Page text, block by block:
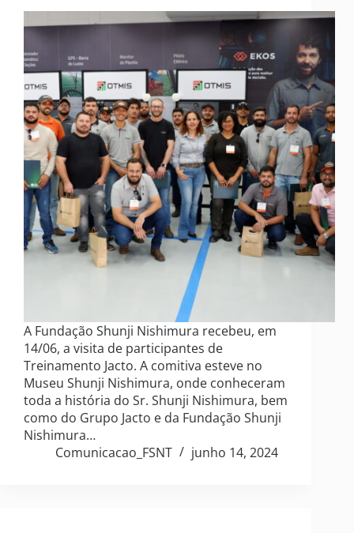
A Fundação Shunji Nishimura recebeu, em
14/06, a visita de participantes de
Treinamento Jacto. A comitiva esteve no
Museu Shunji Nishimura, onde conheceram
toda a história do Sr. Shunji Nishimura, bem
como do Grupo Jacto e da Fundação Shunji
Nishimura…
Comunicacao_FSNT
junho 14, 2024